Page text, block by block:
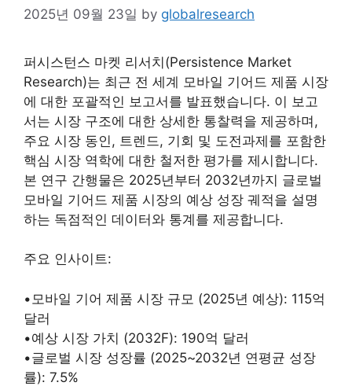
2025년 09월 23일 by globalresearch
퍼시스턴스 마켓 리서치(Persistence Market
Research)는 최근 전 세계 모바일 기어드 제품 시장
에 대한 포괄적인 보고서를 발표했습니다. 이 보고
서는 시장 구조에 대한 상세한 통찰력을 제공하며,
주요 시장 동인, 트렌드, 기회 및 도전과제를 포함한
핵심 시장 역학에 대한 철저한 평가를 제시합니다.
본 연구 간행물은 2025년부터 2032년까지 글로벌
모바일 기어드 제품 시장의 예상 성장 궤적을 설명
하는 독점적인 데이터와 통계를 제공합니다.
주요 인사이트:
•모바일 기어 제품 시장 규모 (2025년 예상): 115억
달러
•예상 시장 가치 (2032F): 190억 달러
•글로벌 시장 성장률 (2025~2032년 연평균 성장
률): 7.5%